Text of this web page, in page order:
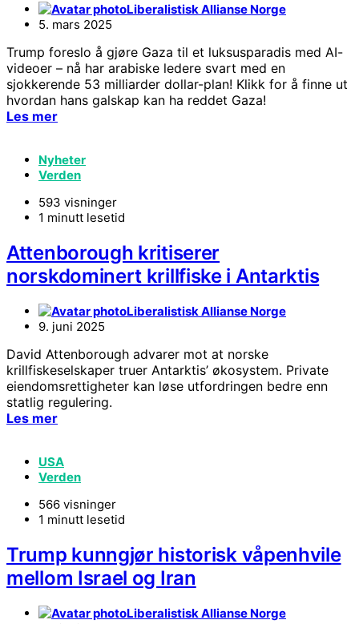
Liberalistisk Allianse Norge
5. mars 2025
Trump foreslo å gjøre Gaza til et luksusparadis med AI-
videoer – nå har arabiske ledere svart med en
sjokkerende 53 milliarder dollar-plan! Klikk for å finne ut
hvordan hans galskap kan ha reddet Gaza!
Les mer
Nyheter
Verden
593 visninger
1 minutt lesetid
Attenborough kritiserer
norskdominert krillfiske i Antarktis
Liberalistisk Allianse Norge
9. juni 2025
David Attenborough advarer mot at norske
krillfiskeselskaper truer Antarktis’ økosystem. Private
eiendomsrettigheter kan løse utfordringen bedre enn
statlig regulering.
Les mer
USA
Verden
566 visninger
1 minutt lesetid
Trump kunngjør historisk våpenhvile
mellom Israel og Iran
Liberalistisk Allianse Norge